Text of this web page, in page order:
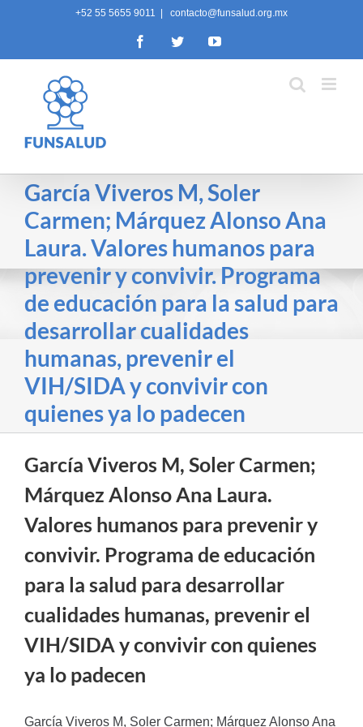
+52 55 5655 9011 contacto@funsalud.org.mx
FacebookTwitterYouTube
García Viveros M, Soler
Carmen; Márquez Alonso Ana
Laura. Valores humanos para
prevenir y convivir. Programa
de educación para la salud para
desarrollar cualidades
humanas, prevenir el
VIH/SIDA y convivir con
quienes ya lo padecen
García Viveros M, Soler Carmen;
Márquez Alonso Ana Laura.
Valores humanos para prevenir y
convivir. Programa de educación
para la salud para desarrollar
cualidades humanas, prevenir el
VIH/SIDA y convivir con quienes
ya lo padecen
García Viveros M, Soler Carmen; Márquez Alonso Ana